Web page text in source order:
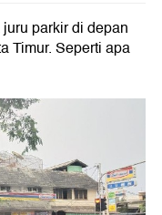
parkir di depan
Timur. Seperti apa